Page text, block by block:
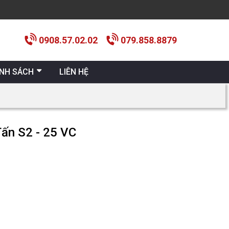
0908.57.02.02 079.858.8879
SÁCH LIÊN HỆ
S2 - 25 VC